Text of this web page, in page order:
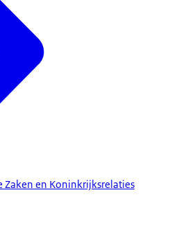
en Koninkrijksrelaties